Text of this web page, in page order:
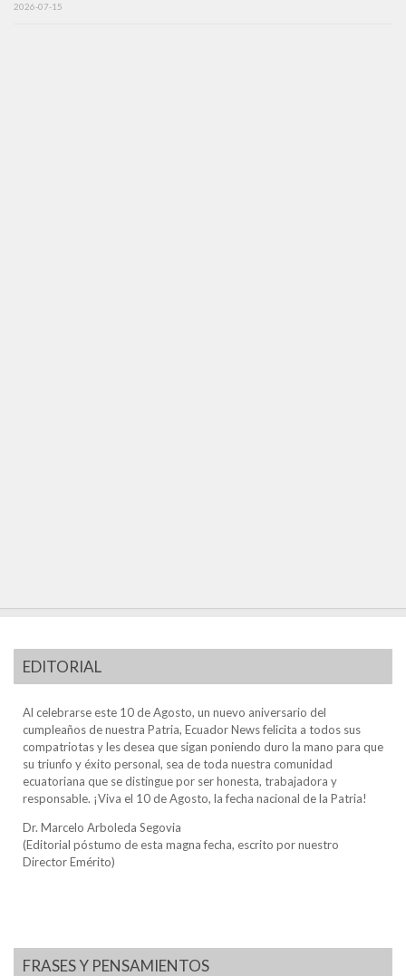
2026-07-15
EDITORIAL
Al celebrarse este 10 de Agosto, un nuevo aniversario del
cumpleaños de nuestra Patria, Ecuador News felicita a todos sus
compatriotas y les desea que sigan poniendo duro la mano para que
su triunfo y éxito personal, sea de toda nuestra comunidad
ecuatoriana que se distingue por ser honesta, trabajadora y
responsable. ¡Viva el 10 de Agosto, la fecha nacional de la Patria!
Dr. Marcelo Arboleda Segovia
(Editorial póstumo de esta magna fecha, escrito por nuestro
Director Emérito)
FRASES Y PENSAMIENTOS